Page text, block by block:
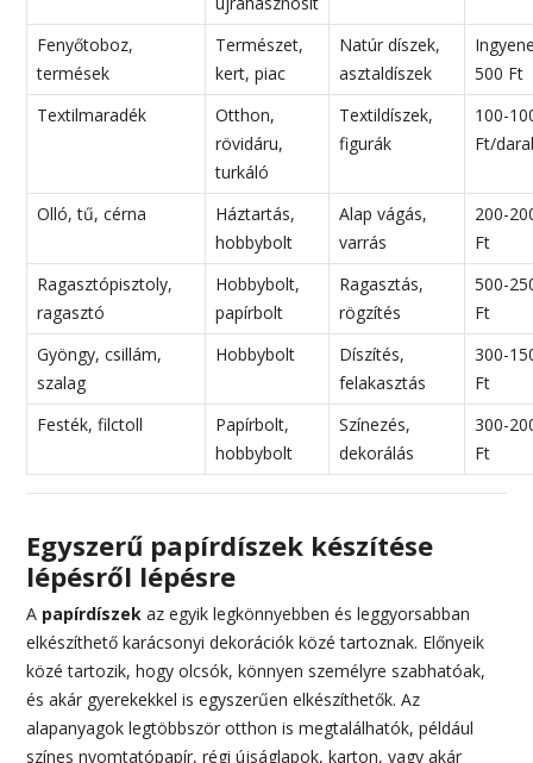
Fenyőtoboz,
termések
Természet,
kert, piac
Natúr díszek,
asztaldíszek
500 Ft
Textilmaradék
Otthon,
rövidáru,
turkáló
Textildíszek,
figurák
100-
Ft/
Olló, tű, cérna
Háztartás,
hobbybolt
Alap vágás,
varrás
200-
Ft
Ragasztópisztoly,
ragasztó
Hobbybolt,
papírbolt
Ragasztás,
rögzítés
500-
Ft
Gyöngy, csillám,
szalag
Hobbybolt
Díszítés,
felakasztás
300-
Ft
Festék, filctoll
Papírbolt,
hobbybolt
Színezés,
dekorálás
300-
Ft
Egyszerű papírdíszek készítése
lépésről lépésre
A papírdíszek az egyik legkönnyebben és leggyorsabban
elkészíthető karácsonyi dekorációk közé tartoznak. Előnyeik
közé tartozik, hogy olcsók, könnyen személyre szabhatóak,
és akár gyerekekkel is egyszerűen elkészíthetők. Az
alapanyagok legtöbbször otthon is megtalálhatók, például
színes nyomtatópapír, régi újságlapok, karton, vagy akár